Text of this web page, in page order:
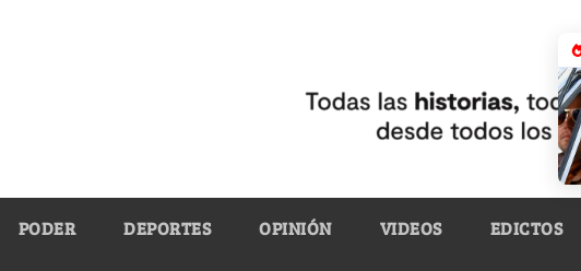
PODER DEPORTES OPINIÓN VIDEOS EDICTOS